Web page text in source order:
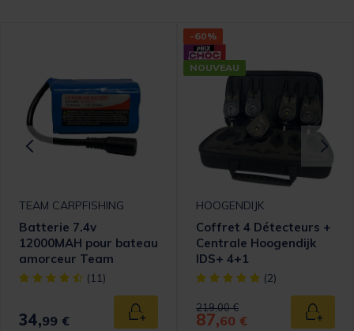
panier
TEAM CARPFISHING
Batterie 7.4v
12000MAH pour bateau
amorceur Team
Carpfishing
[object Object] out of 5 Customer Rating
(11)
34,99 € Ajouter au panier
-60%
NOUVEAU
HOOGENDIJK
Coffret 4 Détecteurs +
Centrale Hoogendijk
IDS+ 4+1
[object Object] out of 5
(2)
Price reduced from
219,00 €to
87,60 €